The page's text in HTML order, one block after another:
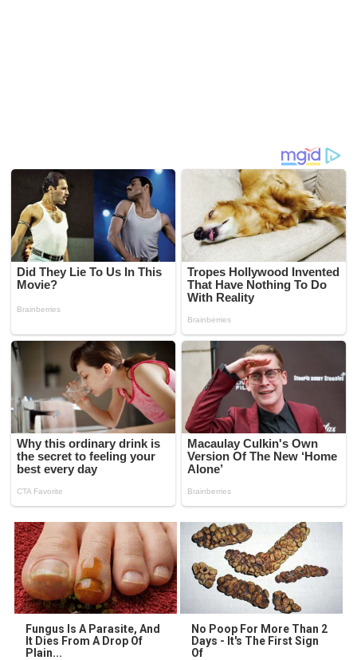
Fungus Is A Parasite, And
It Dies From A Drop Of
Plain...
No Poop For More Than 2
Days - It's The First Sign
Of